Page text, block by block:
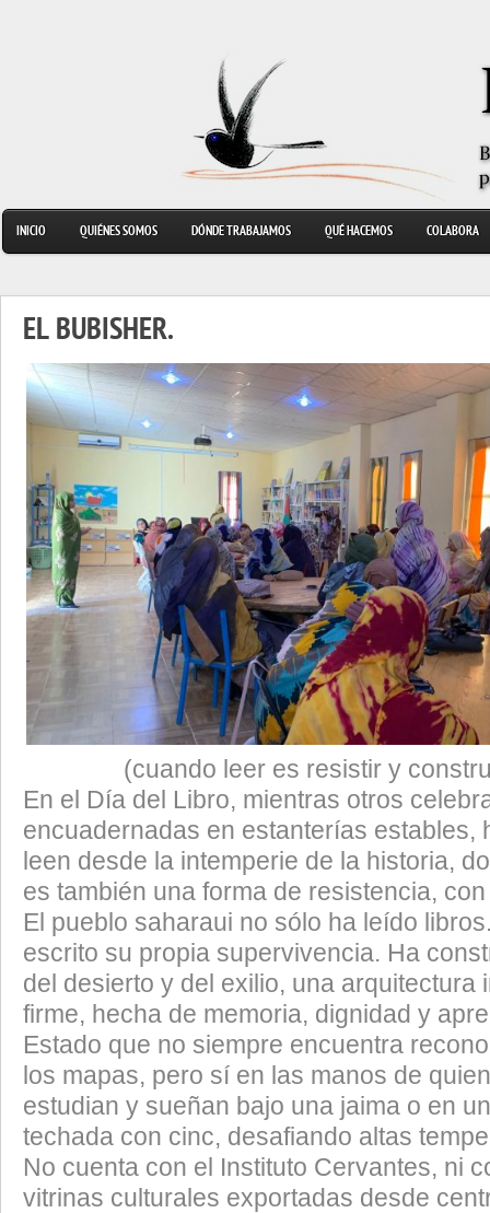
INICIO QUIÉNES SOMOS DÓNDE TRABAJAMOS QUÉ HACEMOS COLABORA
EL BUBISHER.
(cuando leer es resistir y
En el Día del Libro, mientras otros
encuadernadas en estanterías estables,
leen desde la intemperie de la historia,
es también una forma de resistencia,
El pueblo saharaui no sólo ha leído
escrito su propia supervivencia. Ha
del desierto y del exilio, una arquitectura
firme, hecha de memoria, dignidad y
Estado que no siempre encuentra
los mapas, pero sí en las manos de
estudian y sueñan bajo una jaima o en
techada con cinc, desafiando altas
No cuenta con el Instituto Cervantes, ni
vitrinas culturales exportadas desde